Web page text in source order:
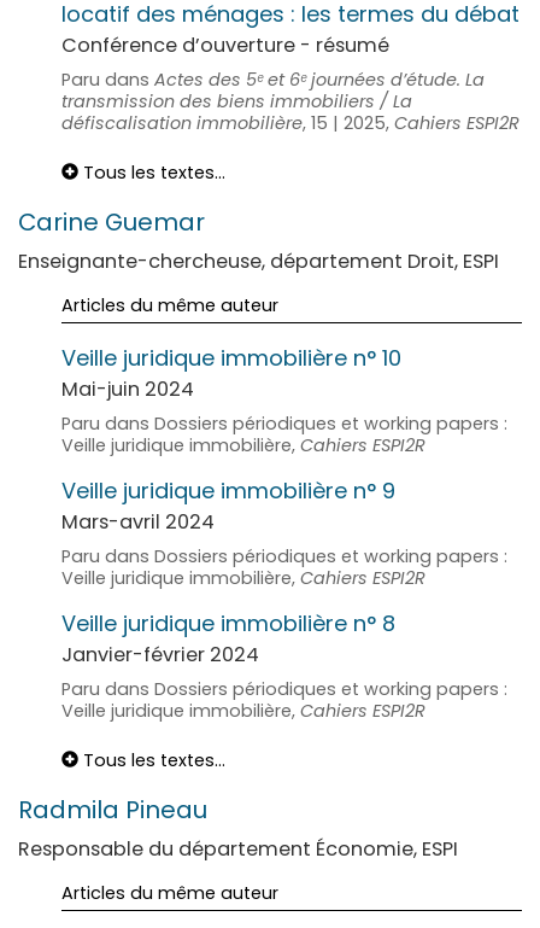
locatif des ménages : les termes du débat
Conférence d’ouverture - résumé
Paru dans Actes des 5ᵉ et 6ᵉ journées d’étude. La
transmission des biens immobiliers / La
défiscalisation immobilière, 15 | 2025, Cahiers ESPI2R
Tous les textes...
Carine Guemar
Enseignante-chercheuse, département Droit, ESPI
Articles du même auteur
Veille juridique immobilière n° 10
Mai-juin 2024
Paru dans Dossiers périodiques et working papers :
Veille juridique immobilière, Cahiers ESPI2R
Veille juridique immobilière n° 9
Mars-avril 2024
Paru dans Dossiers périodiques et working papers :
Veille juridique immobilière, Cahiers ESPI2R
Veille juridique immobilière n° 8
Janvier-février 2024
Paru dans Dossiers périodiques et working papers :
Veille juridique immobilière, Cahiers ESPI2R
Tous les textes...
Radmila Pineau
Responsable du département Économie, ESPI
Articles du même auteur